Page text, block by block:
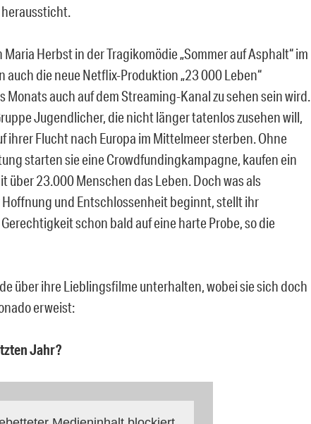
Herbst in der Tragikomödie „Sommer auf Asphalt“ im
auch die neue Netflix-Produktion „23 000 Leben“
Monats auch auf dem Streaming-Kanal zu sehen sein wird.
Jugendlicher, die nicht länger tatenlos zusehen will,
ihrer Flucht nach Europa im Mittelmeer sterben. Ohne
starten sie eine Crowdfundingkampagne, kaufen ein
über 23.000 Menschen das Leben. Doch was als
und Entschlossenheit beginnt, stellt ihr
schon bald auf eine harte Probe, so die
über ihre Lieblingsfilme unterhalten, wobei sie sich doch
erweist:
Jahr?